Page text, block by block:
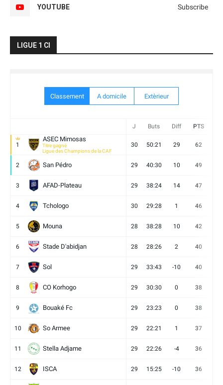
YOUTUBE Subscribe
LIGUE 1 CI
Classement A domicile Extèrieur
J Buts Diff PTS
1
ASEC Mimosas
Titre gagné
Ligue des Champions de la CAF
30 50:21 29 62
2 San Pédro 29 40:30 10 49
3 AFAD-Plateau 29 38:24 14 47
4 Tchologo 30 29:28 1 46
5 Mouna 28 38:28 10 42
6 Stade D'abidjan 28 28:26 2 40
7 Sol 29 33:43 -10 40
8 CO Korhogo 29 30:30 0 38
9 Bouaké Fc 29 23:23 0 38
10 So Armee 29 22:21 1 37
11 Stella Adjame 29 22:26 -4 36
12 ISCA 29 15:25 -10 36